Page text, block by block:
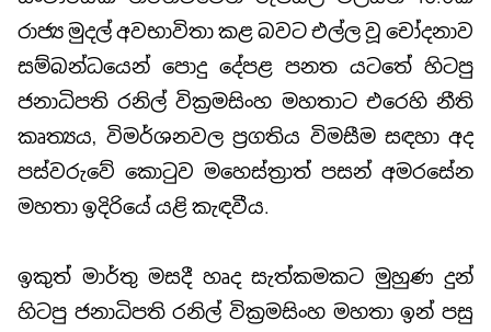
රාජ්‍ය මුදල් අවභාවිතා කළ බවට එල්ල වූ චෝදනාව
සම්බන්ධයෙන් පොදු දේපළ පනත යටතේ හිටපු
ජනාධිපති රනිල් වික්‍රමසිංහ මහතාට එරෙහි නීති
කෘත්‍යය, විමර්ශනවල ප්‍රගතිය විමසීම සඳහා අද
පස්වරුවේ කොටුව මහෙස්ත්‍රාත් පසන් අමරසේන
මහතා ඉදිරියේ යළි කැඳවීය.
ඉකුත් මාර්තු මසදී හෘද සැත්කමකට මුහුණ දුන්
හිටපු ජනාධිපති රනිල් වික්‍රමසිංහ මහතා ඉන් පසු